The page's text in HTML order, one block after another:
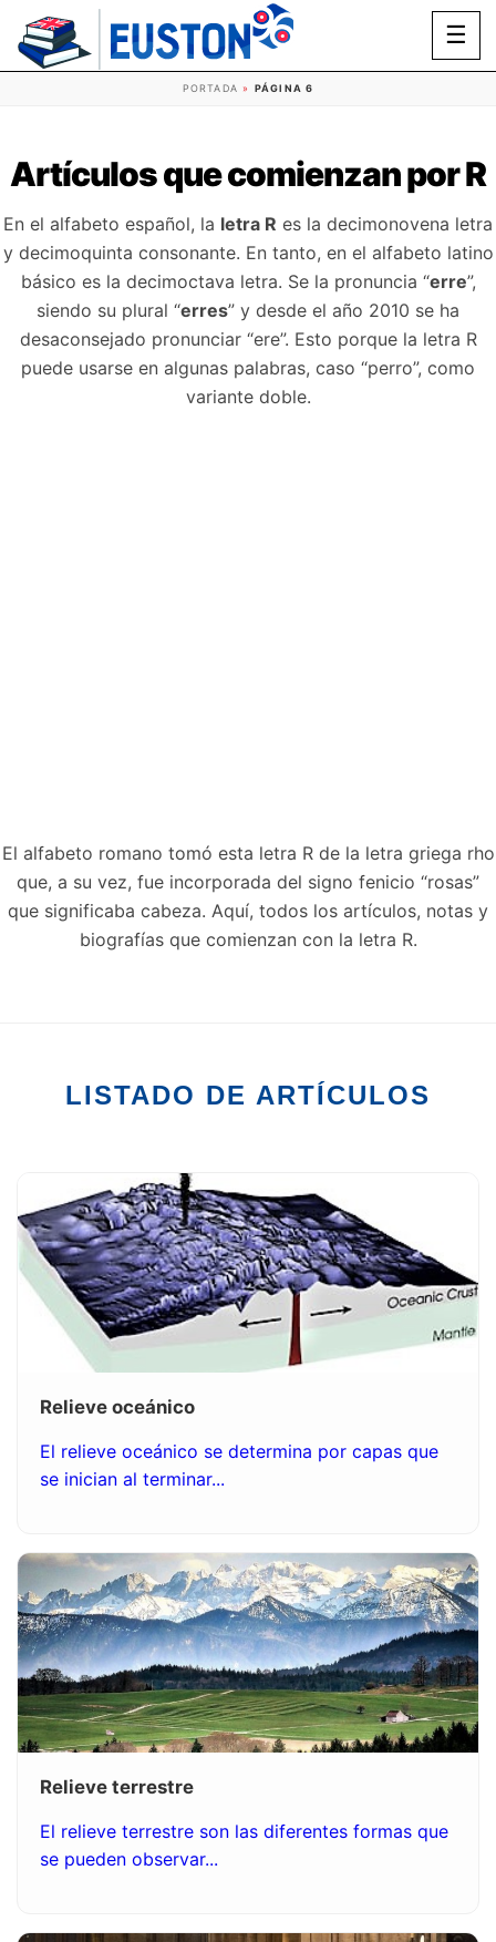
☰
PORTADA » PÁGINA 6
Artículos que comienzan por R
En el alfabeto español, la letra R es la decimonovena letra
y decimoquinta consonante. En tanto, en el alfabeto latino
básico es la decimoctava letra. Se la pronuncia “erre”,
siendo su plural “erres” y desde el año 2010 se ha
desaconsejado pronunciar “ere”. Esto porque la letra R
puede usarse en algunas palabras, caso “perro”, como
variante doble.
El alfabeto romano tomó esta letra R de la letra griega rho
que, a su vez, fue incorporada del signo fenicio “rosas”
que significaba cabeza. Aquí, todos los artículos, notas y
biografías que comienzan con la letra R.
LISTADO DE ARTÍCULOS
Relieve oceánico
El relieve oceánico se determina por capas que
se inician al terminar...
Relieve terrestre
El relieve terrestre son las diferentes formas que
se pueden observar...